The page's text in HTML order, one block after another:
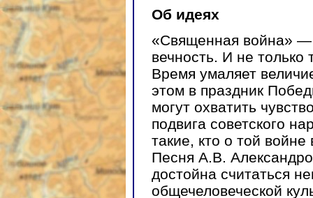
Об идеях
«Священная война» —
вечность. И не только
Время умаляет
этом в праздник
могут охватить
подвига советского
такие, кто о той
Песня А.В.
достойна считаться
общечеловеческой